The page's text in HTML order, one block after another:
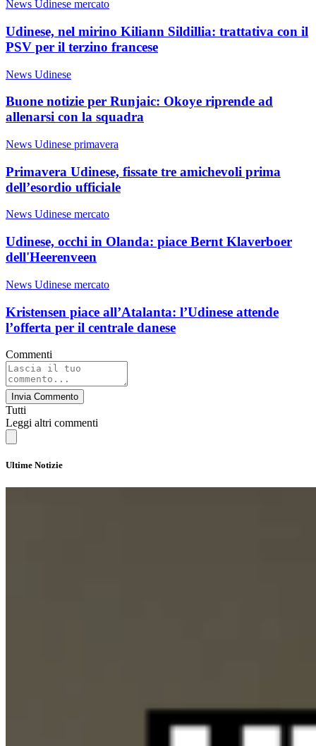
News Udinese mercato
Udinese, nel mirino Kiliann Sildillia: trattativa con il
PSV per il terzino francese
News Udinese
Buone notizie per Runjaic: Okoye riprende ad
allenarsi con la squadra
News Udinese primavera
Primavera Udinese, fissate tre amichevoli prima
dell’esordio ufficiale
News Udinese mercato
Udinese, occhi in Olanda: piace Bernt Klaverboer
dell'Heerenveen
News Udinese mercato
Kristensen piace all’Atalanta: l’Udinese attende
l’offerta per il centrale danese
Commenti
Invia Commento
Tutti
Leggi altri commenti
Ultime Notizie